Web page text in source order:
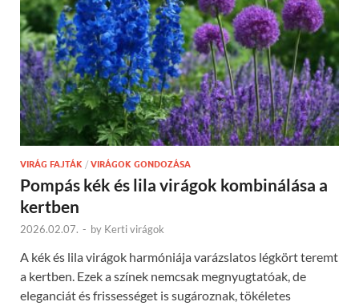
VIRÁG FAJTÁK / VIRÁGOK GONDOZÁSA
Pompás kék és lila virágok kombinálása a
kertben
2026.02.07. - by Kerti virágok
A kék és lila virágok harmóniája varázslatos légkört teremt
a kertben. Ezek a színek nemcsak megnyugtatóak, de
eleganciát és frissességet is sugároznak, tökéletes